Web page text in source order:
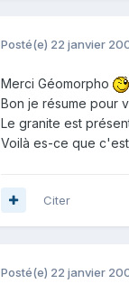
Posté(e) 22 janvier
Merci Géomorpho
Bon je résume pour
Le granite est
Voilà es-ce que
Citer
Posté(e) 22 janvier